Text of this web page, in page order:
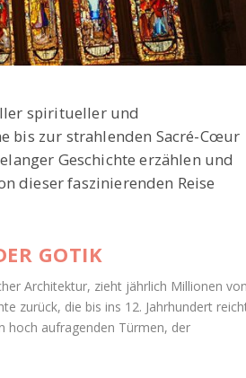
spiritueller und
bis zur strahlenden Sacré-Cœur
Geschichte erzählen und
dieser faszinierenden Reise
GOTIK
Architektur, zieht jährlich Millionen
zurück, die bis ins 12. Jahrhundert
hoch aufragenden Türmen, der